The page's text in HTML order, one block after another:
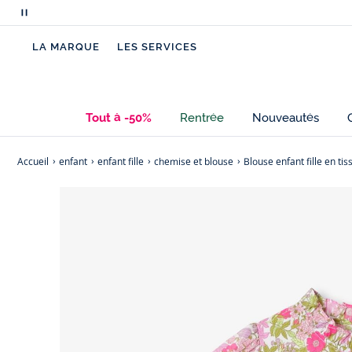
Mettre
pause
LA MARQUE LES SERVICES
Tout à -50% Rentrée Nouveautés
Accueil enfant enfant fille chemise et blouse Blouse enfant fille en